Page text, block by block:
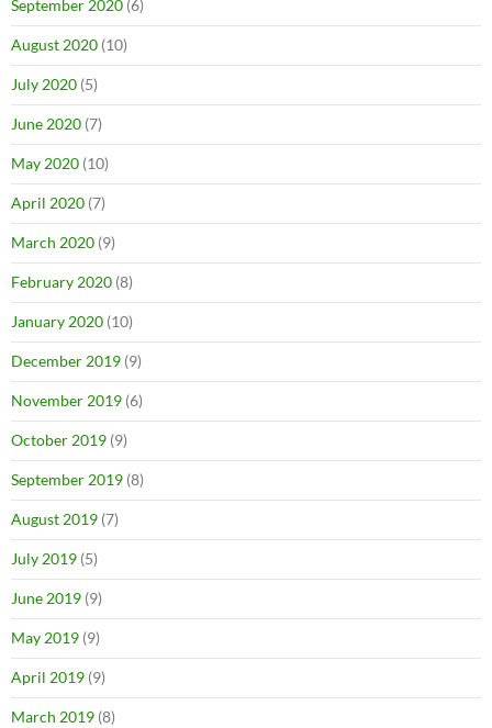
September 2020 (6)
August 2020 (10)
July 2020 (5)
June 2020 (7)
May 2020 (10)
April 2020 (7)
March 2020 (9)
February 2020 (8)
January 2020 (10)
December 2019 (9)
November 2019 (6)
October 2019 (9)
September 2019 (8)
August 2019 (7)
July 2019 (5)
June 2019 (9)
May 2019 (9)
April 2019 (9)
March 2019 (8)